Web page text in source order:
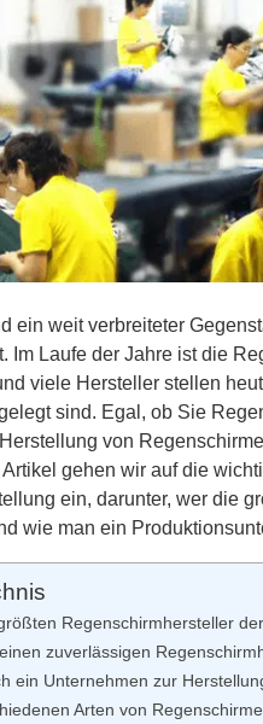
ein weit verbreiteter
Im Laufe der Jahre ist die
viele Hersteller stellen
sind. Egal, ob Sie
von
gehen wir auf die
ein, darunter, wer die
wie man ein
Regenschirmhersteller
zuverlässigen
ein Unternehmen zur
Arten von